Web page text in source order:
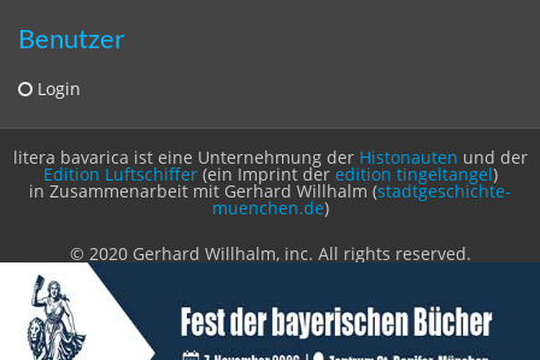
Benutzer
Login
litera bavarica ist eine Unternehmung der Histonauten und der
Edition Luftschiffer(ein Imprint der edition tingeltangel)
in Zusammenarbeit mit Gerhard Willhalm (stadtgeschichte-
muenchen.de)
© 2020 Gerhard Willhalm, inc. All rights reserved.